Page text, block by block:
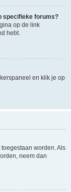
specifieke forums?
op de link
hebt.
en klik je op
worden. Als
neem dan